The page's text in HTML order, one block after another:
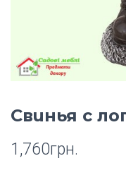
Свинья с
1,760грн.